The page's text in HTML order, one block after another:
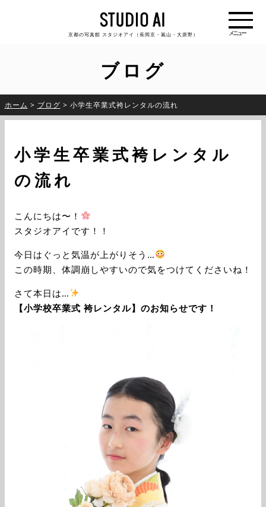
京都の写真館 スタジオアイ（長岡京・嵐山・大原野）
ブログ
ホーム > ブログ > 小学生卒業式袴レンタルの流れ
小学生卒業式袴レンタル
の流れ
こんにちは〜！
スタジオアイです！！
今日はぐっと気温が上がりそう…
この時期、体調崩しやすいので気をつけてくださいね！
さて本日は…
【小学校卒業式 袴レンタル】のお知らせです！